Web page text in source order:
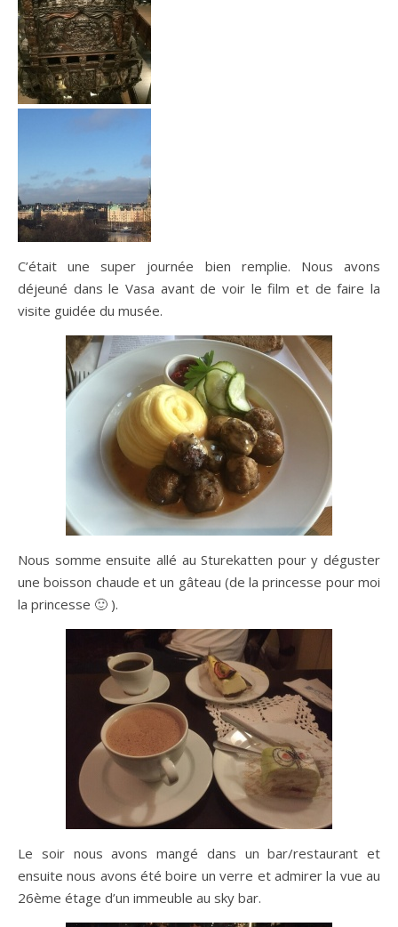
C’était une super journée bien remplie. Nous avons
déjeuné dans le Vasa avant de voir le film et de faire la
visite guidée du musée.
Nous somme ensuite allé au Sturekatten pour y déguster
une boisson chaude et un gâteau (de la princesse pour moi
la princesse 🙂 ).
Le soir nous avons mangé dans un bar/restaurant et
ensuite nous avons été boire un verre et admirer la vue au
26ème étage d’un immeuble au sky bar.